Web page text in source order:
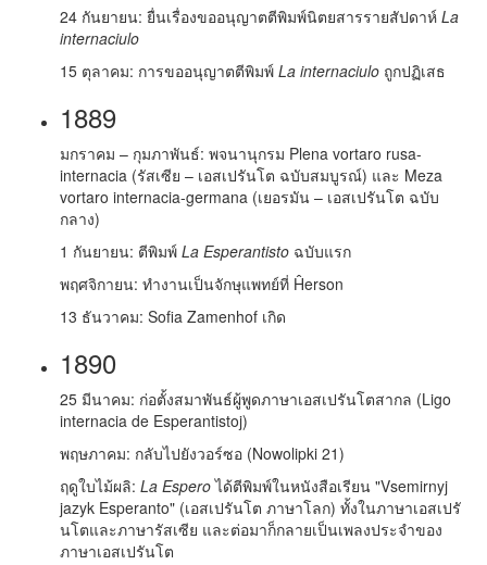
24 กันยายน: ยื่นเรื่องขออนุญาตตีพิมพ์นิตยสารรายสัปดาห์ La
internaciulo
15 ตุลาคม: การขออนุญาตตีพิมพ์ La internaciulo ถูกปฏิเสธ
1889
มกราคม – กุมภาพันธ์: พจนานุกรม Plena vortaro rusa-
internacia (รัสเซีย – เอสเปรันโต ฉบับสมบูรณ์) และ Meza
vortaro internacia-germana (เยอรมัน – เอสเปรันโต ฉบับ
กลาง)
1 กันยายน: ตีพิมพ์ La Esperantisto ฉบับแรก
พฤศจิกายน: ทำงานเป็นจักษุแพทย์ที่ Ĥerson
13 ธันวาคม: Sofia Zamenhof เกิด
1890
25 มีนาคม: ก่อตั้งสมาพันธ์ผู้พูดภาษาเอสเปรันโตสากล (Ligo
internacia de Esperantistoj)
พฤษภาคม: กลับไปยังวอร์ซอ (Nowolipki 21)
ฤดูใบไม้ผลิ: La Esperoได้ตีพิมพ์ในหนังสือเรียน "Vsemirnyj
jazyk Esperanto" (เอสเปรันโต ภาษาโลก) ทั้งในภาษาเอสเปรั
นโตและภาษารัสเซีย และต่อมาก็กลายเป็นเพลงประจำของ
ภาษาเอสเปรันโต